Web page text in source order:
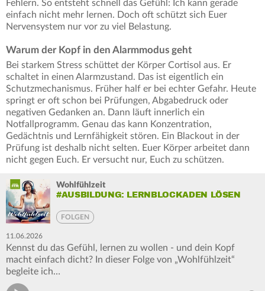
Fehlern. So entsteht schnell das Gefühl: Ich kann gerade
einfach nicht mehr lernen. Doch oft schützt sich Euer
Nervensystem nur vor zu viel Belastung.
Warum der Kopf in den Alarmmodus geht
Bei starkem Stress schüttet der Körper Cortisol aus. Er
schaltet in einen Alarmzustand. Das ist eigentlich ein
Schutzmechanismus. Früher half er bei echter Gefahr. Heute
springt er oft schon bei Prüfungen, Abgabedruck oder
negativen Gedanken an. Dann läuft innerlich ein
Notfallprogramm. Genau das kann Konzentration,
Gedächtnis und Lernfähigkeit stören. Ein Blackout in der
Prüfung ist deshalb nicht selten. Euer Körper arbeitet dann
nicht gegen Euch. Er versucht nur, Euch zu schützen.
Wohlfühlzeit
#AUSBILDUNG: LERNBLOCKADEN LÖSEN
FOLGEN
11.06.2026
Kennst du das Gefühl, lernen zu wollen - und dein Kopf
macht einfach dicht? In dieser Folge von „Wohlfühlzeit“
begleite ich…